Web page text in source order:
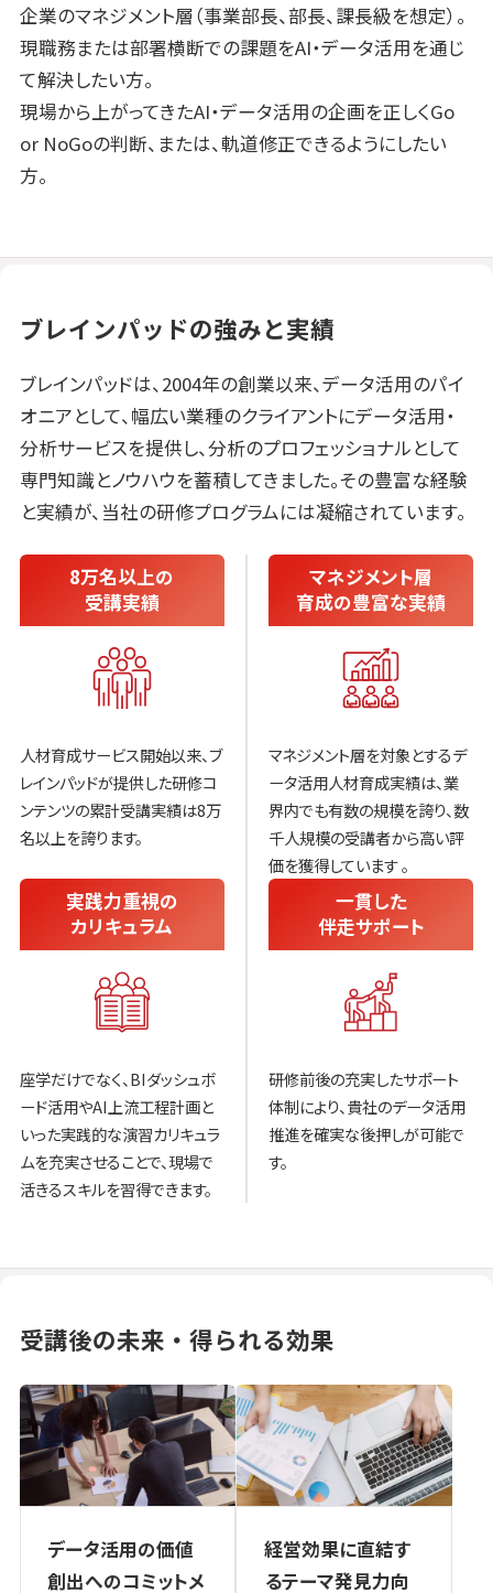
企業のマネジメント層（事業部長、部長、課長級を想定）。
現職務または部署横断での課題をAI・データ活用を通じ
て解決したい方。
現場から上がってきたAI・データ活用の企画を正しくGo
or NoGoの判断、または、軌道修正できるようにしたい
方。
ブレインパッドの強みと実績
ブレインパッドは、2004年の創業以来、データ活用のパイ
オニアとして、幅広い業種のクライアントにデータ活用・
分析サービスを提供し、分析のプロフェッショナルとして
専門知識とノウハウを蓄積してきました。その豊富な経験
と実績が、当社の研修プログラムには凝縮されています。
8万名以上の
受講実績
人材育成サービス開始以来、ブ
レインパッドが提供した研修コ
ンテンツの累計受講実績は8万
名以上を誇ります。
マネジメント層
育成の豊富な実績
マネジメント層を対象とするデ
ータ活用人材育成実績は、業
界内でも有数の規模を誇り、数
千人規模の受講者から高い評
価を獲得しています 。
実践力重視の
カリキュラム
座学だけでなく、BIダッシュボ
ード活用やAI上流工程計画と
いった実践的な演習カリキュラ
ムを充実させることで、現場で
活きるスキルを習得できます。
一貫した
伴走サポート
研修前後の充実したサポート
体制により、貴社のデータ活用
推進を確実な後押しが可能で
す。
受講後の未来・得られる効果
データ活用の価値
創出へのコミットメ
経営効果に直結す
るテーマ発見力向